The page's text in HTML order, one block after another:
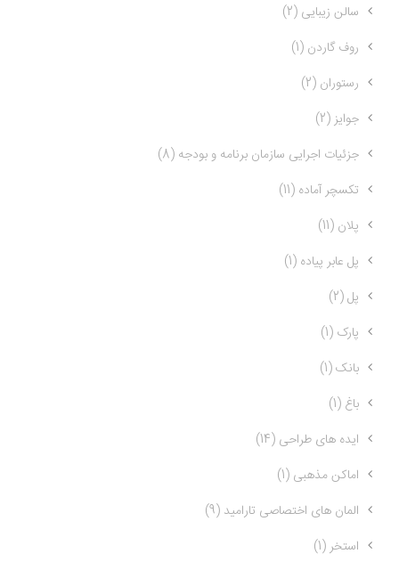
سالن زیبایی (2)
روف گاردن (1)
رستوران (2)
جوایز (2)
جزئیات اجرایی سازمان برنامه و بودجه (8)
تکسچر آماده (11)
پلان (11)
پل عابر پیاده (1)
پل (2)
پارک (1)
بانک (1)
باغ (1)
ایده های طراحی (14)
اماکن مذهبی (1)
المان های اختصاصی تارامید (9)
استخر (1)